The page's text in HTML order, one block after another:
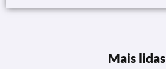
Mais lidas